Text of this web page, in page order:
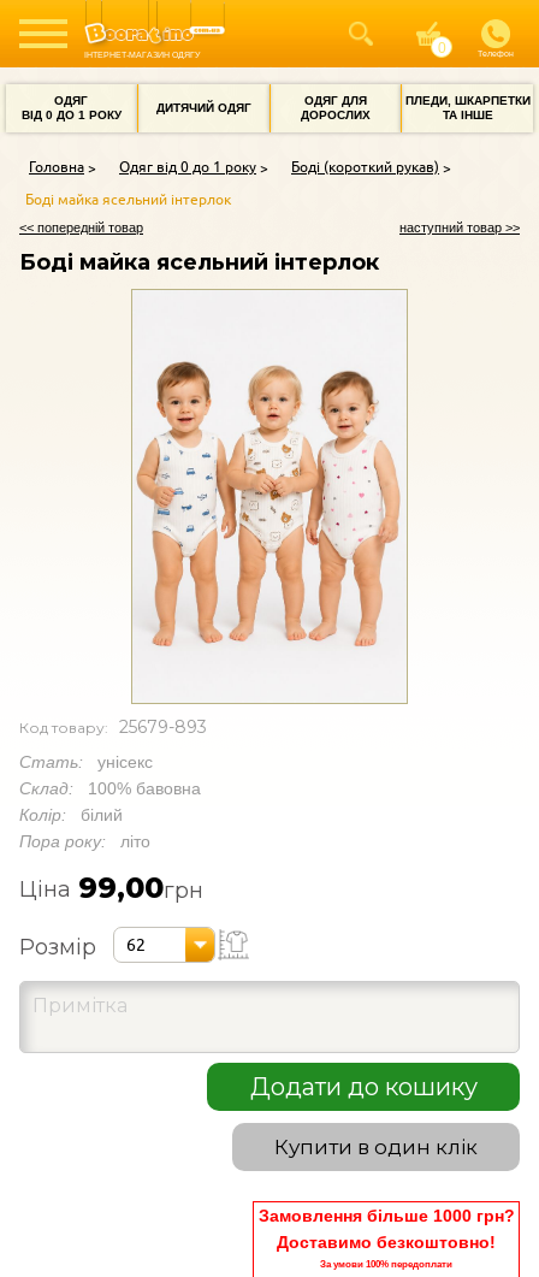
ІНТЕРНЕТ-МАГАЗИН ОДЯГУ Телефон
ОДЯГ
ВІД 0 ДО 1 РОКУ
ДИТЯЧИЙ ОДЯГ
ОДЯГ ДЛЯ
ДОРОСЛИХ
ПЛЕДИ, ШКАРПЕТКИ
ТА ІНШЕ
Головна Одяг від 0 до 1 року
Боді (короткий рукав)
Боді майка ясельний інтерлок
<< попередній товар наступний товар >>
Боді майка ясельний інтерлок
Код товару: 25679-893
Стать: унісекс
Склад: 100% бавовна
Колір: білий
Пора року: літо
Ціна 99,00грн
Розмір 62
Додати до кошику
Купити в один клік
Замовлення більше 1000 грн?
Доставимо безкоштовно!
За умови 100% передоплати